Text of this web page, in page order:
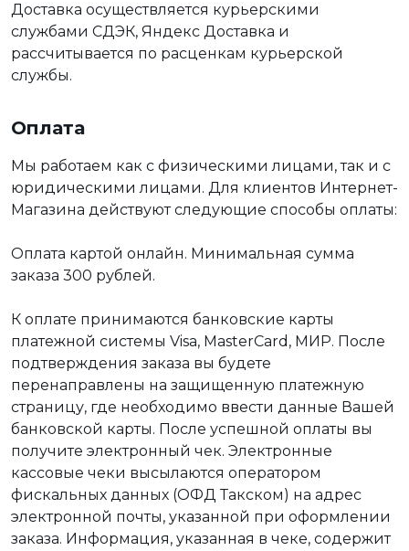
Доставка осуществляется курьерскими
службами СДЭК, Яндекс Доставка и
рассчитывается по расценкам курьерской
службы.
Оплата
Мы работаем как с физическими лицами, так и с
юридическими лицами. Для клиентов Интернет-
Магазина действуют следующие способы оплаты:
Оплата картой онлайн. Минимальная сумма
заказа 300 рублей.
К оплате принимаются банковские карты
платежной системы Visa, MasterCard, МИР. После
подтверждения заказа вы будете
перенаправлены на защищенную платежную
страницу, где необходимо ввести данные Вашей
банковской карты. После успешной оплаты вы
получите электронный чек. Электронные
кассовые чеки высылаются оператором
фискальных данных (ОФД Такском) на адрес
электронной почты, указанной при оформлении
заказа. Информация, указанная в чеке, содержит